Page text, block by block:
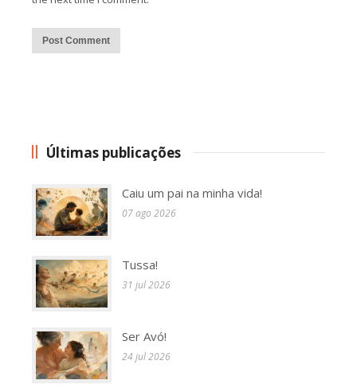
Últimas publicações
Caiu um pai na minha vida!
07 ago 2026
Tussa!
31 jul 2026
Ser Avó!
24 jul 2026